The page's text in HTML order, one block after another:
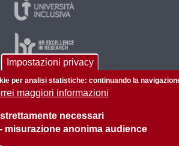
di Padova - Tutti i diritti riservati
C.F. 80006480281
su questo sito Privacy policy
Impostazioni privacy
per analisi statistiche: continuando la
maggiori informazioni
necessari
misurazione anonima audience